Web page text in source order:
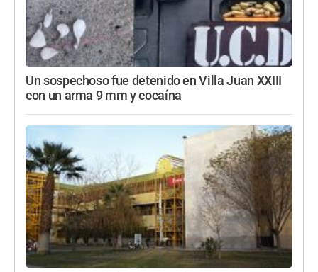
Un sospechoso fue detenido en Villa Juan XXIII
con un arma 9 mm y cocaína